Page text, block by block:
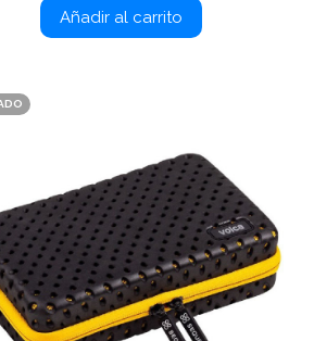
Añadir al carrito